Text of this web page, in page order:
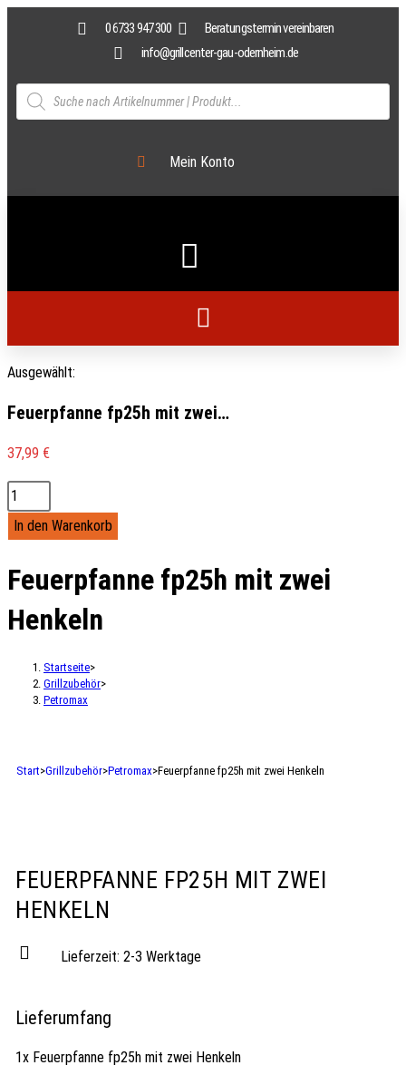
0 6733 947 300
Beratungstermin vereinbaren
info@grillcenter-gau-odernheim.de
Mein Konto
Ausgewählt:
Feuerpfanne fp25h mit zwei…
37,99 €
In den Warenkorb
Feuerpfanne fp25h mit zwei
Henkeln
Startseite>
Grillzubehör>
Petromax
Start>Grillzubehör>Petromax>Feuerpfanne fp25h mit zwei Henkeln
FEUERPFANNE FP25H MIT ZWEI
HENKELN
Lieferzeit: 2-3 Werktage
Lieferumfang
1x Feuerpfanne fp25h mit zwei Henkeln